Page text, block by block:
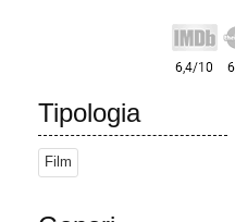
Tipologia
Film